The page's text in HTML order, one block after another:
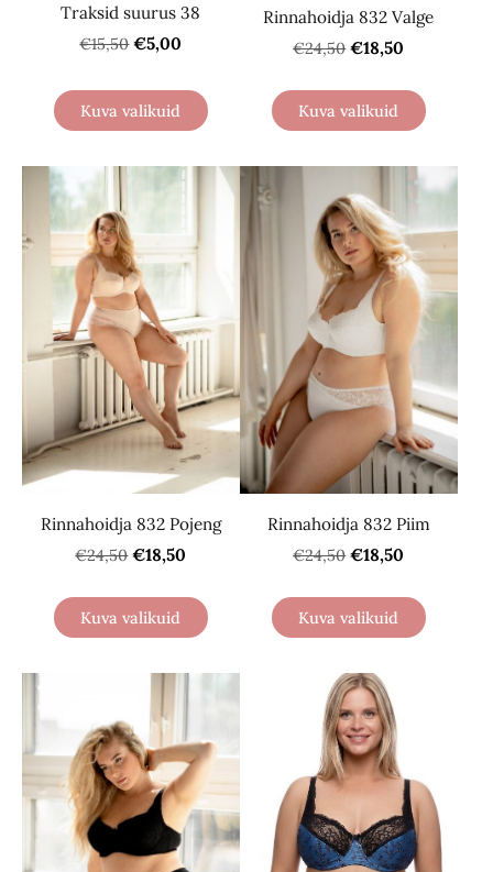
Traksid suurus 38
€15,50 €5,00
Kuva valikuid
Rinnahoidja 832 Valge
€24,50 €18,50
Kuva valikuid
Rinnahoidja 832 Pojeng
€24,50 €18,50
Kuva valikuid
Rinnahoidja 832 Piim
€24,50 €18,50
Kuva valikuid